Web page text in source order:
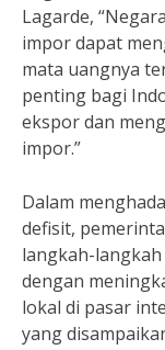
Lagarde,
impor dapat
mata uangnya
penting bagi
ekspor dan
impor.”
Dalam
defisit,
langkah-langkah
dengan
lokal di pasar
yang